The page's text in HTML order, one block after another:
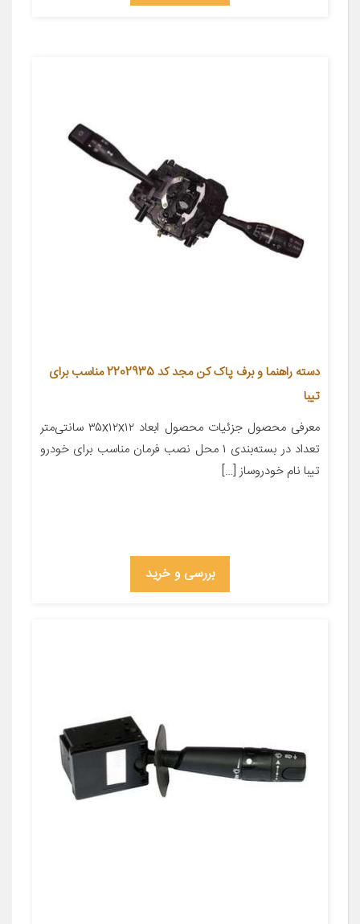
دسته راهنما و برف پاک کن مجد کد 2202935 مناسب برای
تیبا
معرفی محصول جزئیات محصول ابعاد ۳۵x۱۲x۱۲ سانتی‌متر
تعداد در بسته‌بندی ۱ محل نصب فرمان مناسب برای خودرو
تیبا نام خودروساز […]
بررسی و خرید